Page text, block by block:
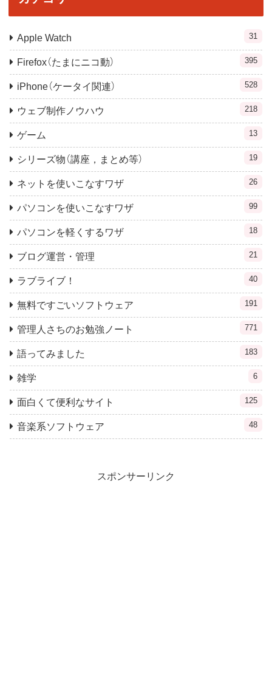
Apple Watch 31
Firefox（たまにニコ動） 395
iPhone（ケータイ関連） 528
ウェブ制作ノウハウ 218
ゲーム 13
シリーズ物（講座，まとめ等） 19
ネットを使いこなすワザ 26
パソコンを使いこなすワザ 99
パソコンを軽くするワザ 18
ブログ運営・管理 21
ラブライブ！ 40
無料ですごいソフトウェア 191
管理人さちのお勉強ノート 771
語ってみました 183
雑学 6
面白くて便利なサイト 125
音楽系ソフトウェア 48
スポンサーリンク